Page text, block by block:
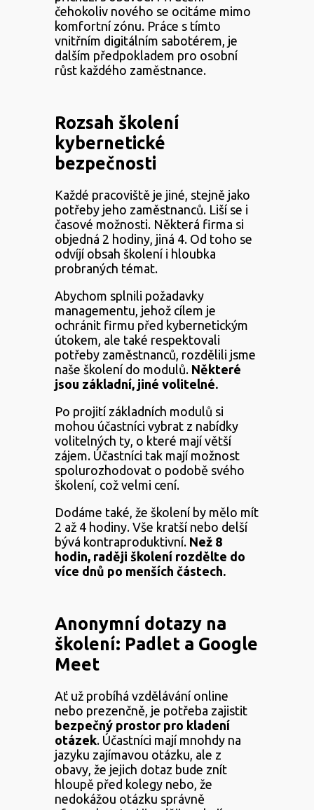
čehokoliv nového se ocitáme mimo
komfortní zónu. Práce s tímto
vnitřním digitálním sabotérem, je
dalším předpokladem pro osobní
růst každého zaměstnance.
Rozsah školení
kybernetické
bezpečnosti
Každé pracoviště je jiné, stejně jako
potřeby jeho zaměstnanců. Liší se i
časové možnosti. Některá firma si
objedná 2 hodiny, jiná 4. Od toho se
odvíjí obsah školení i hloubka
probraných témat.
Abychom splnili požadavky
managementu, jehož cílem je
ochránit firmu před kybernetickým
útokem, ale také respektovali
potřeby zaměstnanců, rozdělili jsme
naše školení do modulů. Některé
jsou základní, jiné volitelné.
Po projití základních modulů si
mohou účastníci vybrat z nabídky
volitelných ty, o které mají větší
zájem. Účastníci tak mají možnost
spolurozhodovat o podobě svého
školení, což velmi cení.
Dodáme také, že školení by mělo mít
2 až 4 hodiny. Vše kratší nebo delší
bývá kontraproduktivní. Než 8
hodin, raději školení rozdělte do
více dnů po menších částech.
Anonymní dotazy na
školení: Padlet a Google
Meet
Ať už probíhá vzdělávání online
nebo prezenčně, je potřeba zajistit
bezpečný prostor pro kladení
otázek. Účastníci mají mnohdy na
jazyku zajímavou otázku, ale z
obavy, že jejich dotaz bude znít
hloupě před kolegy nebo, že
nedokážou otázku správně